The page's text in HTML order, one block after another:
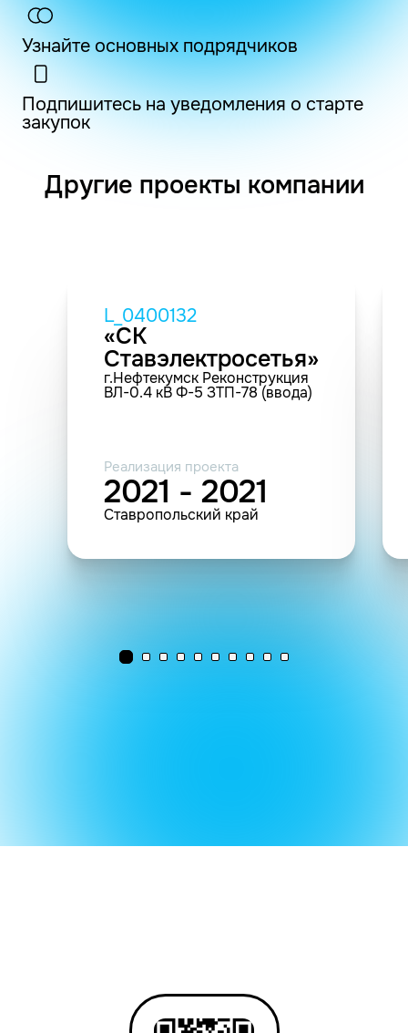
Узнайте основных подрядчиков
Подпишитесь на уведомления о старте
закупок
Другие проекты компании
L_0400132
«СК
Ставэлектросетья»
г.Нефтекумск Реконструкция
ВЛ-0.4 кВ Ф-5 ЗТП-78 (ввода)
Реализация проекта
2021 - 2021
Ставропольский край